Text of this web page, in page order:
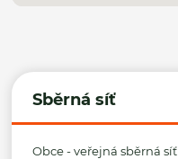
Sběrná síť
Obce - veřejná sběrná síť